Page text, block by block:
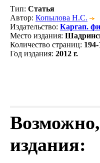
Тип: Статья
Автор: Копылова Н.С.
Издательство: Каргап.
Место издания:
Количество страниц:
Год издания: 2012 г.
издания: